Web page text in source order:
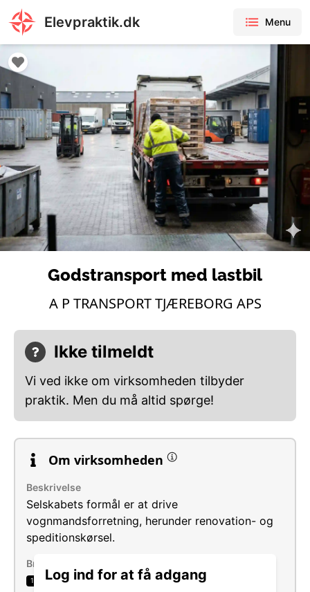
Elevpraktik.dk Menu
Log ind for at få adgang
Godstransport med lastbil
A P TRANSPORT TJÆREBORG APS
Ikke tilmeldt
Vi ved ikke om virksomheden tilbyder
praktik. Men du må altid spørge!
Om virksomheden
Beskrivelse
Selskabets formål er at drive
vognmandsforretning, herunder renovation- og
speditionskørsel.
Brancher
1 Vejgodstransport